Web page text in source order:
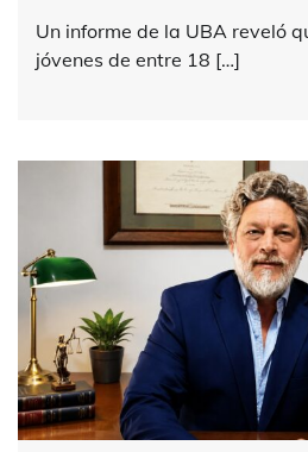
Un informe de la UBA reveló
jóvenes de entre 18 […]